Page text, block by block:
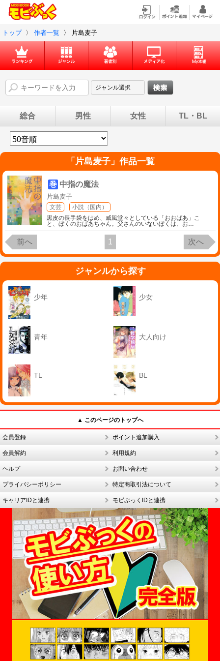
トップ 〉 作者一覧 〉 片島麦子
総合 男性 女性 TL・BL
「 片島麦子」作品一覧
巻 中指の魔法
片島麦子
文芸
小説（国内）
黒皮の長手袋をはめ、威風堂々としている「おおばあ」こ
と、ぼくのおばあちゃん。父さんのいないぼくは、お…
前へ 1 次へ
ジャンルから探す
少年 少女
青年 大人向け
TL BL
▲ このページのトップへ
会員登録 ポイント追加購入
会員解約 利用規約
ヘルプ お問い合わせ
プライバシーポリシー 特定商取引法について
キャリアIDと連携 モビぶっくIDと連携